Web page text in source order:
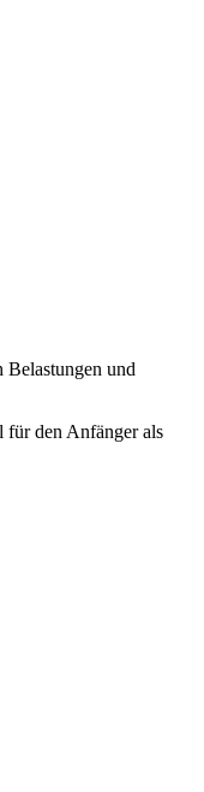
und
für den Anfänger als